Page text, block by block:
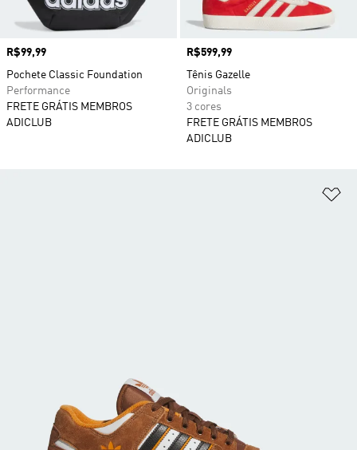
Preço
R$99,99
Pochete Classic Foundation
Performance
FRETE GRÁTIS MEMBROS
ADICLUB
Preço
R$599,99
Tênis Gazelle
Originals
3 cores
FRETE GRÁTIS MEMBROS
ADICLUB